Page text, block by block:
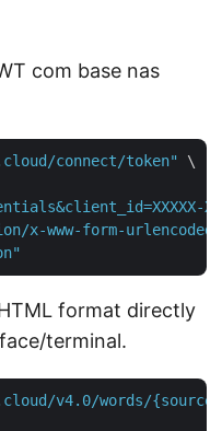
com base nas
connect/token"
\
x-www-form-urlencoded"
format directly
terminal.
v4.0/words/